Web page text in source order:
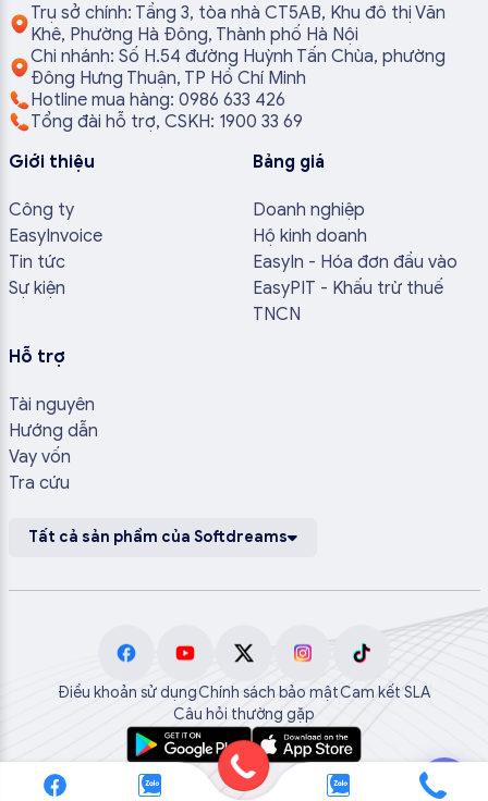
Trụ sở chính: Tầng 3, tòa nhà CT5AB, Khu đô thị Văn
Khê, Phường Hà Đông, Thành phố Hà Nội
Chi nhánh: Số H.54 đường Huỳnh Tấn Chùa, phường
Đông Hưng Thuận, TP Hồ Chí Minh
Hotline mua hàng: 0986 633 426
Tổng đài hỗ trợ, CSKH: 1900 33 69
Giới thiệu
Công ty
EasyInvoice
Tin tức
Sự kiện
Bảng giá
Doanh nghiệp
Hộ kinh doanh
EasyIn - Hóa đơn đầu vào
EasyPIT - Khấu trừ thuế
TNCN
Hỗ trợ
Tài nguyên
Hướng dẫn
Vay vốn
Tra cứu
Tất cả sản phẩm của Softdreams
Điều khoản sử dụngChính sách bảo mậtCam kết SLA
Câu hỏi thường gặp
💬